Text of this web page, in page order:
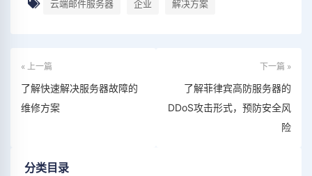
云端邮件服务器 企业 解决方案
« 上一篇
了解快速解决服务器故障的
维修方案
下一篇 »
了解菲律宾高防服务器的
DDoS攻击形式，预防安全风
险
分类目录